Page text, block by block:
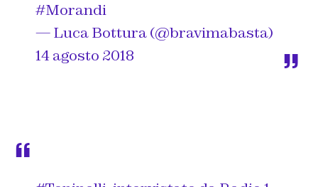
#Morandi
— Luca Bottura (@bravimabasta)
14 agosto 2018